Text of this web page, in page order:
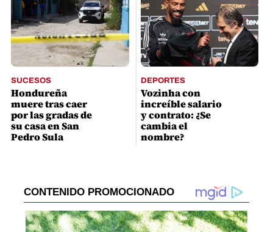
SUCESOS
Hondureña
muere tras caer
por las gradas de
su casa en San
Pedro Sula
DEPORTES
Vozinha con
increíble salario
y contrato: ¿Se
cambia el
nombre?